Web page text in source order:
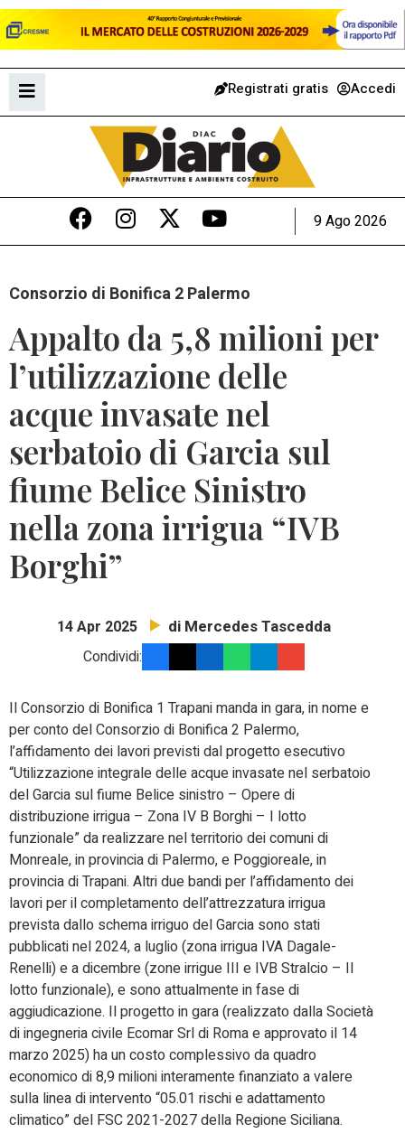
Registrati gratis Accedi
9 Ago 2026
Consorzio di Bonifica 2 Palermo
Appalto da 5,8 milioni per
l’utilizzazione delle
acque invasate nel
serbatoio di Garcia sul
fiume Belice Sinistro
nella zona irrigua “IVB
Borghi”
14 Apr 2025 di Mercedes Tascedda
Condividi:
Il Consorzio di Bonifica 1 Trapani manda in gara, in nome e
per conto del Consorzio di Bonifica 2 Palermo,
l’affidamento dei lavori previsti dal progetto esecutivo
“Utilizzazione integrale delle acque invasate nel serbatoio
del Garcia sul fiume Belice sinistro – Opere di
distribuzione irrigua – Zona IV B Borghi – I lotto
funzionale” da realizzare nel territorio dei comuni di
Monreale, in provincia di Palermo, e Poggioreale, in
provincia di Trapani. Altri due bandi per l’affidamento dei
lavori per il completamento dell’attrezzatura irrigua
prevista dallo schema irriguo del Garcia sono stati
pubblicati nel 2024, a luglio (zona irrigua IVA Dagale-
Renelli) e a dicembre (zone irrigue III e IVB Stralcio – II
lotto funzionale), e sono attualmente in fase di
aggiudicazione. Il progetto in gara (realizzato dalla Società
di ingegneria civile Ecomar Srl di Roma e approvato il 14
marzo 2025) ha un costo complessivo da quadro
economico di 8,9 milioni interamente finanziato a valere
sulla linea di intervento “05.01 rischi e adattamento
climatico” del FSC 2021-2027 della Regione Siciliana.